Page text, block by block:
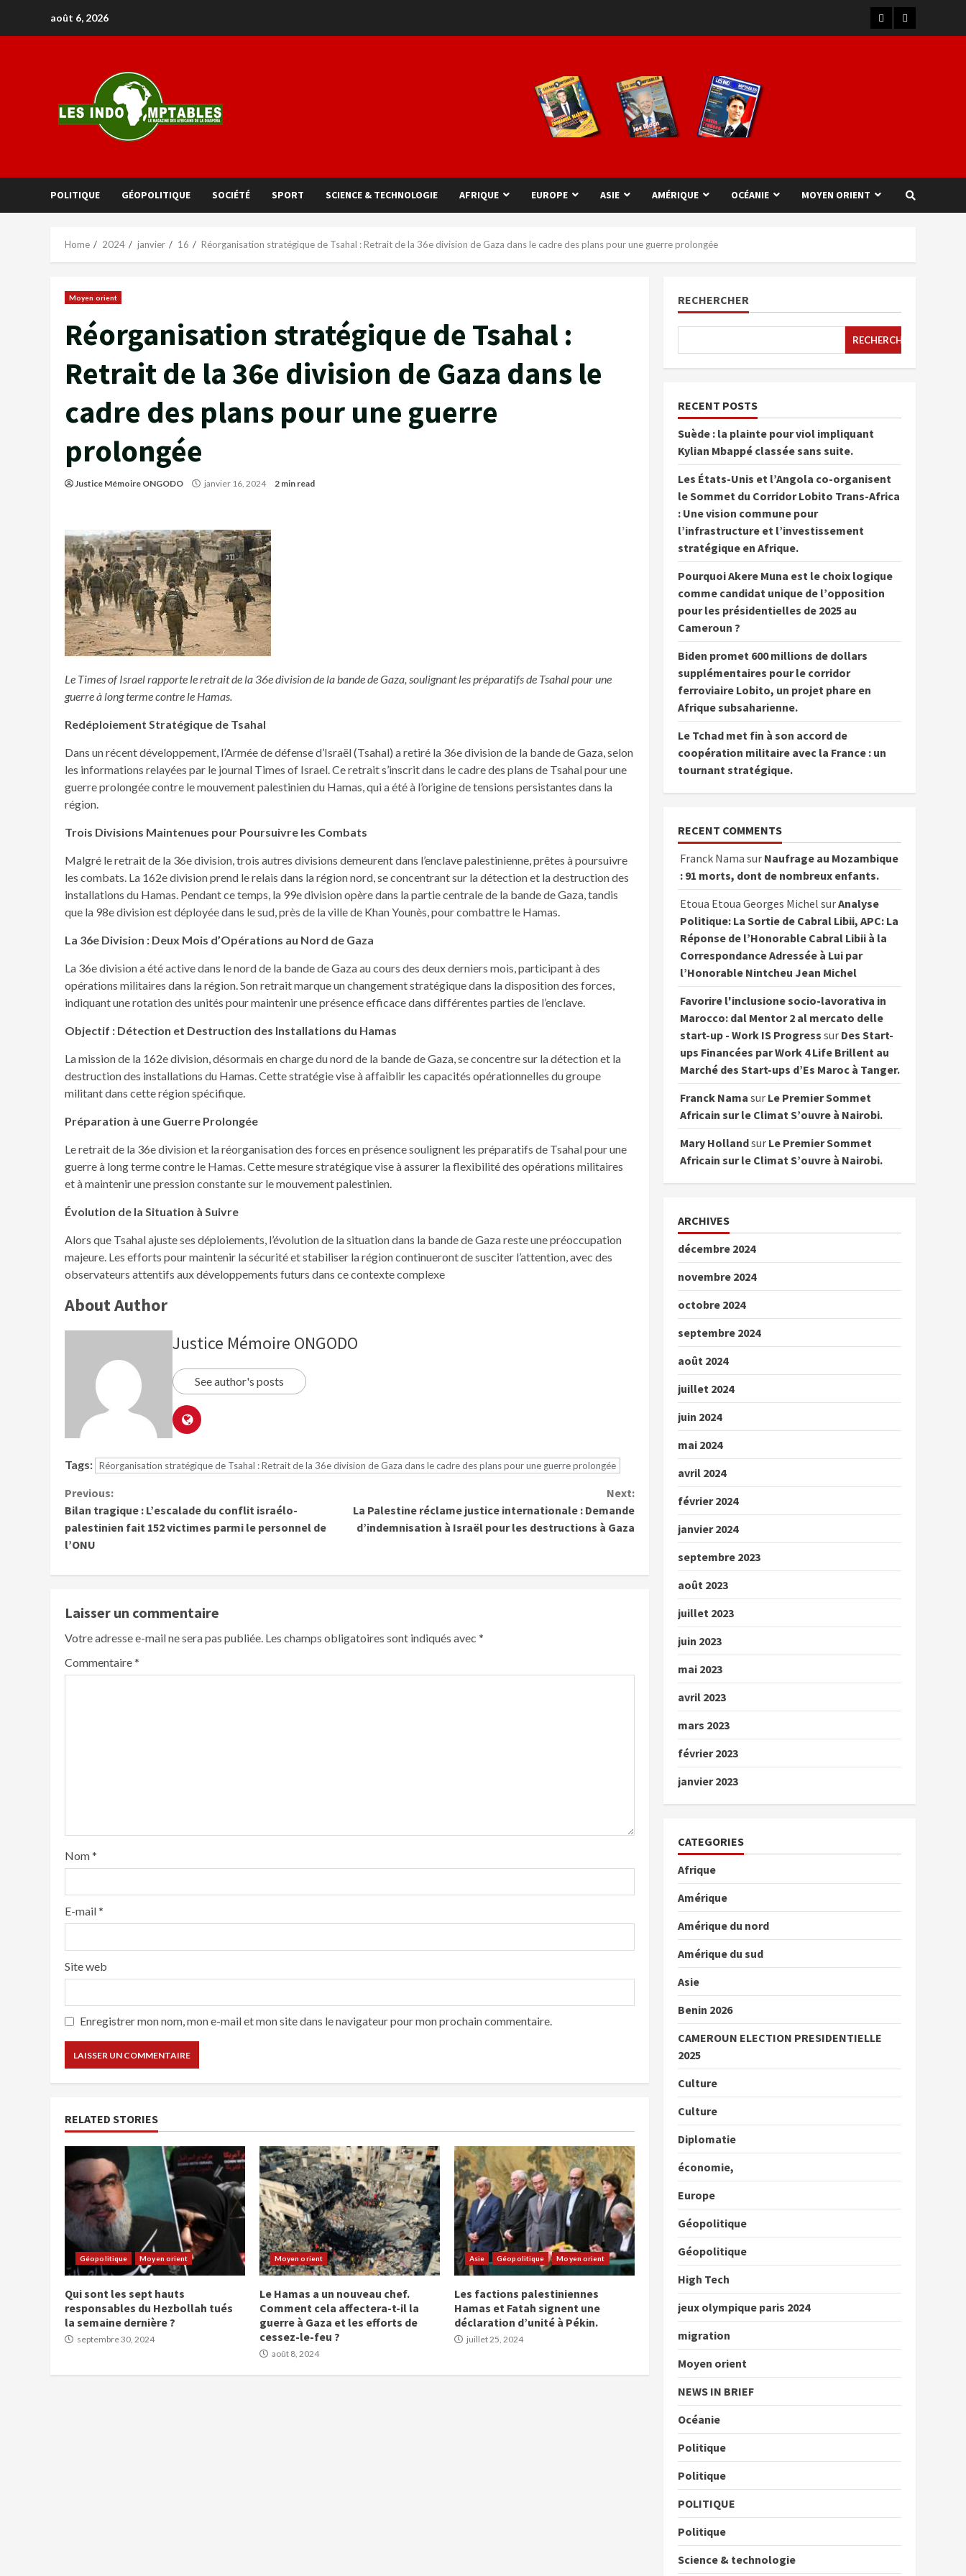
août 6, 2026
POLITIQUE GÉOPOLITIQUE SOCIÉTÉ SPORT SCIENCE & TECHNOLOGIE AFRIQUE EUROPE ASIE AMÉRIQUE OCÉANIE MOYEN ORIENT
Home 2024 janvier 16 Réorganisation stratégique de Tsahal : Retrait de la 36e division de Gaza dans le cadre des plans pour une guerre prolongée
Moyen orient
Réorganisation stratégique de Tsahal :
Retrait de la 36e division de Gaza dans le
cadre des plans pour une guerre
prolongée
Justice Mémoire ONGODO janvier 16, 2024 2 min read
Le Times of Israel rapporte le retrait de la 36e division de la bande de Gaza, soulignant les préparatifs de Tsahal pour une
guerre à long terme contre le Hamas.
Redéploiement Stratégique de Tsahal
Dans un récent développement, l’Armée de défense d’Israël (Tsahal) a retiré la 36e division de la bande de Gaza, selon
les informations relayées par le journal Times of Israel. Ce retrait s’inscrit dans le cadre des plans de Tsahal pour une
guerre prolongée contre le mouvement palestinien du Hamas, qui a été à l’origine de tensions persistantes dans la
région.
Trois Divisions Maintenues pour Poursuivre les Combats
Malgré le retrait de la 36e division, trois autres divisions demeurent dans l’enclave palestinienne, prêtes à poursuivre
les combats. La 162e division prend le relais dans la région nord, se concentrant sur la détection et la destruction des
installations du Hamas. Pendant ce temps, la 99e division opère dans la partie centrale de la bande de Gaza, tandis
que la 98e division est déployée dans le sud, près de la ville de Khan Younès, pour combattre le Hamas.
La 36e Division : Deux Mois d’Opérations au Nord de Gaza
La 36e division a été active dans le nord de la bande de Gaza au cours des deux derniers mois, participant à des
opérations militaires dans la région. Son retrait marque un changement stratégique dans la disposition des forces,
indiquant une rotation des unités pour maintenir une présence efficace dans différentes parties de l’enclave.
Objectif : Détection et Destruction des Installations du Hamas
La mission de la 162e division, désormais en charge du nord de la bande de Gaza, se concentre sur la détection et la
destruction des installations du Hamas. Cette stratégie vise à affaiblir les capacités opérationnelles du groupe
militant dans cette région spécifique.
Préparation à une Guerre Prolongée
Le retrait de la 36e division et la réorganisation des forces en présence soulignent les préparatifs de Tsahal pour une
guerre à long terme contre le Hamas. Cette mesure stratégique vise à assurer la flexibilité des opérations militaires
et à maintenir une pression constante sur le mouvement palestinien.
Évolution de la Situation à Suivre
Alors que Tsahal ajuste ses déploiements, l’évolution de la situation dans la bande de Gaza reste une préoccupation
majeure. Les efforts pour maintenir la sécurité et stabiliser la région continueront de susciter l’attention, avec des
observateurs attentifs aux développements futurs dans ce contexte complexe
About Author
Justice Mémoire ONGODO
See author's posts
Tags: Réorganisation stratégique de Tsahal : Retrait de la 36e division de Gaza dans le cadre des plans pour une guerre prolongée
Previous:
Bilan tragique : L’escalade du conflit israélo-
palestinien fait 152 victimes parmi le personnel de
l’ONU
Next:
La Palestine réclame justice internationale : Demande
d’indemnisation à Israël pour les destructions à Gaza
Laisser un commentaire
Votre adresse e-mail ne sera pas publiée. Les champs obligatoires sont indiqués avec *
Commentaire*
Nom*
E-mail*
Site web
Enregistrer mon nom, mon e-mail et mon site dans le navigateur pour mon prochain commentaire.
RELATED STORIES
Géopolitique Moyen orient
Qui sont les sept hauts
responsables du Hezbollah tués
la semaine dernière ?
septembre 30, 2024
Moyen orient
Le Hamas a un nouveau chef.
Comment cela affectera-t-il la
guerre à Gaza et les efforts de
cessez-le-feu ?
août 8, 2024
Asie Géopolitique Moyen orient
Les factions palestiniennes
Hamas et Fatah signent une
déclaration d’unité à Pékin.
juillet 25, 2024
RECHERCHER
RECHERCHER
RECENT POSTS
Suède : la plainte pour viol impliquant
Kylian Mbappé classée sans suite.
Les États-Unis et l’Angola co-organisent
le Sommet du Corridor Lobito Trans-Africa
: Une vision commune pour
l’infrastructure et l’investissement
stratégique en Afrique.
Pourquoi Akere Muna est le choix logique
comme candidat unique de l’opposition
pour les présidentielles de 2025 au
Cameroun ?
Biden promet 600 millions de dollars
supplémentaires pour le corridor
ferroviaire Lobito, un projet phare en
Afrique subsaharienne.
Le Tchad met fin à son accord de
coopération militaire avec la France : un
tournant stratégique.
RECENT COMMENTS
Franck Nama sur Naufrage au Mozambique
: 91 morts, dont de nombreux enfants.
Etoua Etoua Georges Michel surAnalyse
Politique: La Sortie de Cabral Libii, APC: La
Réponse de l’Honorable Cabral Libii à la
Correspondance Adressée à Lui par
l’Honorable Nintcheu Jean Michel
Favorire l'inclusione socio-lavorativa in
Marocco: dal Mentor 2 al mercato delle
start-up - Work IS Progress sur Des Start-
ups Financées par Work 4 Life Brillent au
Marché des Start-ups d’Es Maroc à Tanger.
Franck Nama sur Le Premier Sommet
Africain sur le Climat S’ouvre à Nairobi.
Mary Hollandsur Le Premier Sommet
Africain sur le Climat S’ouvre à Nairobi.
ARCHIVES
décembre 2024
novembre 2024
octobre 2024
septembre 2024
août 2024
juillet 2024
juin 2024
mai 2024
avril 2024
février 2024
janvier 2024
septembre 2023
août 2023
juillet 2023
juin 2023
mai 2023
avril 2023
mars 2023
février 2023
janvier 2023
CATEGORIES
Afrique
Amérique
Amérique du nord
Amérique du sud
Asie
Benin 2026
CAMEROUN ELECTION PRESIDENTIELLE
2025
Culture
Culture
Diplomatie
économie,
Europe
Géopolitique
Géopolitique
High Tech
jeux olympique paris 2024
migration
Moyen orient
NEWS IN BRIEF
Océanie
Politique
Politique
POLITIQUE
Politique
Science & technologie